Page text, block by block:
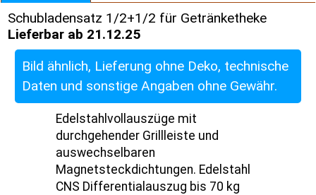
Schubladensatz 1/2+1/2 für Getränketheke
Lieferbar ab 21.12.25
Bild ähnlich, Lieferung ohne Deko, technische
Daten und sonstige Angaben ohne Gewähr.
Edelstahlvollauszüge mit
durchgehender Grillleiste und
auswechselbaren
Magnetsteckdichtungen. Edelstahl
CNS Differentialauszug bis 70 kg